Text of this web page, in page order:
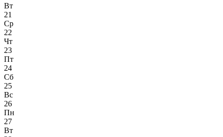
Вт
21
Ср
22
Чт
23
Пт
24
Сб
25
Вс
26
Пн
27
Вт